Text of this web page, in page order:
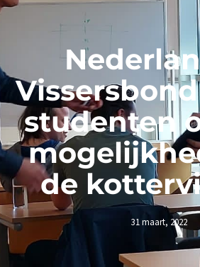
studenten
de
31 maart, 2022